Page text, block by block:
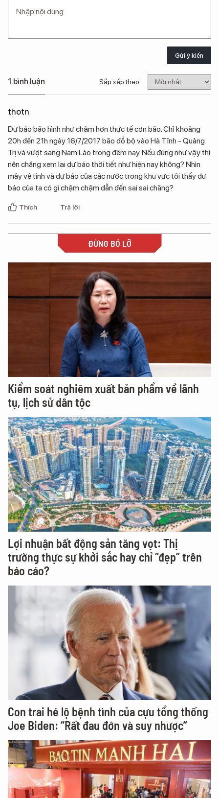
Gửi ý kiến
1 bình luận Sắp xếp theo:
thotn
Dự báo bão hình như chậm hơn thực tế cơn bão. Chỉ khoảng
20h đến 21h ngày 16/7/2017 bão đổ bộ vào Hà Tĩnh - Quảng
Trị và vượt sang Nam Lào trong đêm nay. Nếu đúng như vậy thì
nên chăng xem lại dự báo thời tiết như hiện nay không? Nhìn
mây vệ tinh và dự báo của các nước trong khu vực tôi thấy dự
báo của ta có gì chậm chậm dẫn đến sai sai chăng?
Thích Trả lời
ĐỪNG BỎ LỠ
Kiểm soát nghiêm xuất bản phẩm về lãnh
tụ, lịch sử dân tộc
Lợi nhuận bất động sản tăng vọt: Thị
trường thực sự khởi sắc hay chỉ “đẹp” trên
báo cáo?
Con trai hé lộ bệnh tình của cựu tổng thống
Joe Biden: “Rất đau đớn và suy nhược”